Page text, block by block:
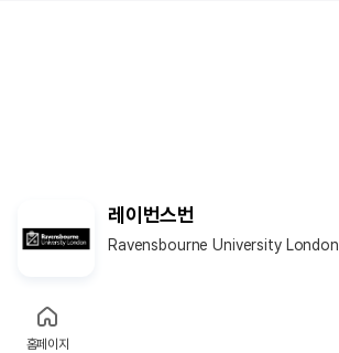
레이번스번
Ravensbourne University London
홈페이지